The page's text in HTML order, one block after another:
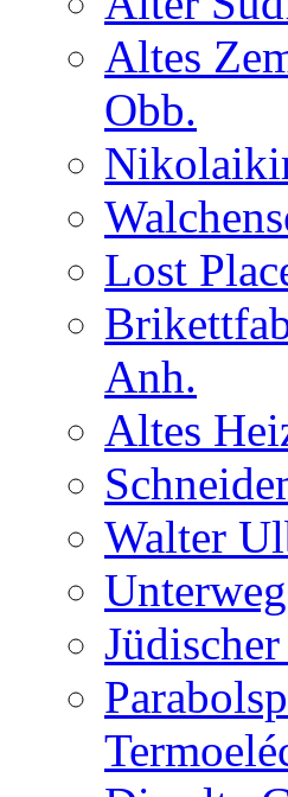
Altes
Obb.
Lost
Anh.
Altes
Walter